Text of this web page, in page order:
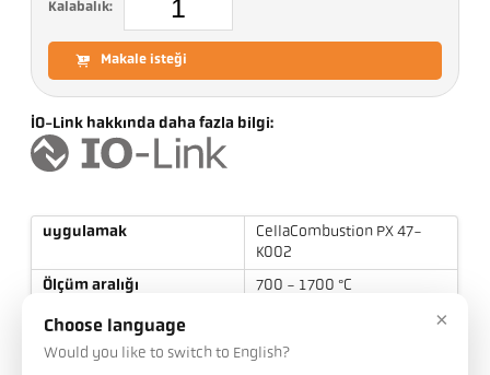
Kalabalık:
Makale isteği
IO-Link hakkında daha fazla bilgi:
uygulamak
CellaCombustion PX 47-
K002
Ölçüm aralığı
700 - 1700 °C
Odak uzaklığı
ölçüm alanının şekli
etrafında
×
Choose language
Would you like to switch to English?